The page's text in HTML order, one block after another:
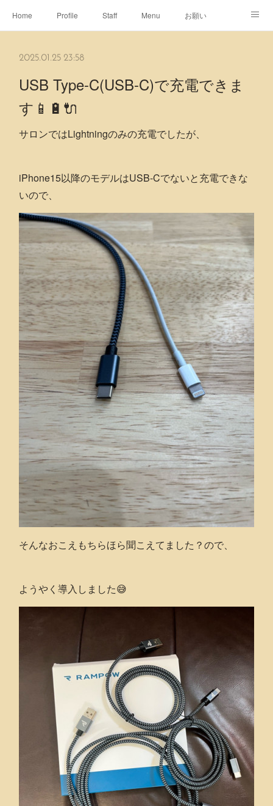
Home Profile Staff Menu お願い
2025.01.25 23:58
USB Type-C(USB-C)で充電できま
す📱🔋🔌
サロンではLightningのみの充電でしたが、
iPhone15以降のモデルはUSB-Cでないと充電できな
いので、
そんなおこえもちらほら聞こえてました？ので、
ようやく導入しました😅